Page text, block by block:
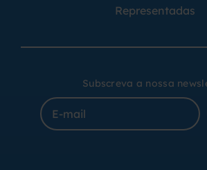
Representadas
Subscreva a nossa